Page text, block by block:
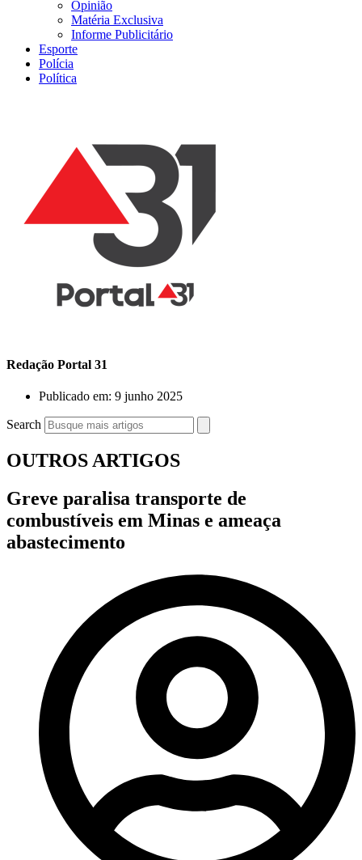
Opinião
Matéria Exclusiva
Informe Publicitário
Esporte
Polícia
Política
Redação Portal 31
Publicado em: 9 junho 2025
Search
OUTROS ARTIGOS
Greve paralisa transporte de
combustíveis em Minas e ameaça
abastecimento